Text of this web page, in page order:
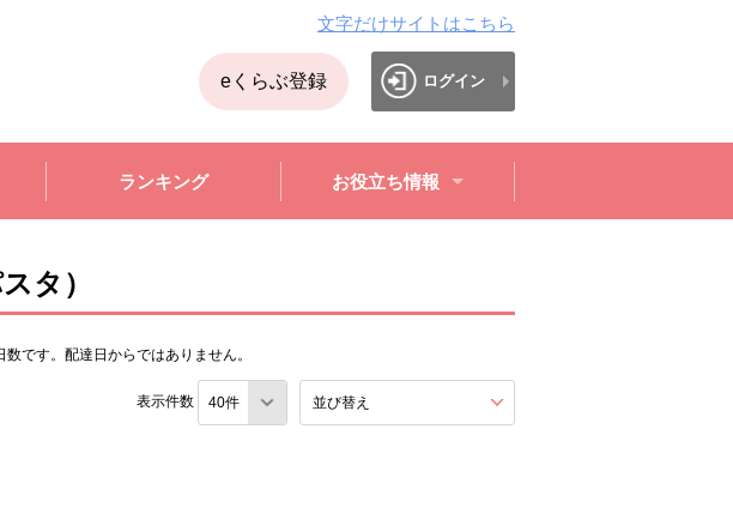
文字だけサイトはこちら
eくらぶ登録 ログイン
ランキング お役立ち情報
タ）
です。配達日からではありません。
表示件数 並び替え